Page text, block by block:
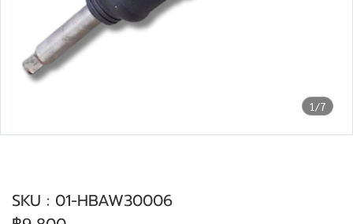
1/7
SKU : 01-HBAW30006